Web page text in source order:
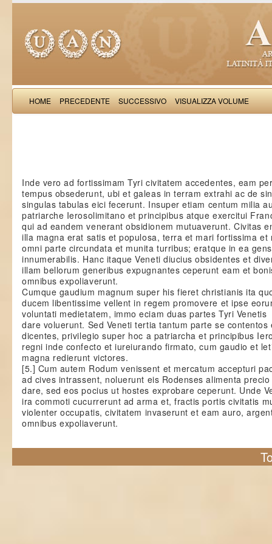
HOME PRECEDENTE SUCCESSIVO VISUALIZZA VOLUME
Inde vero ad fortissimam Tyri civitatem accedentes, eam
tempus obsederunt, ubi et galeas in terram extrahi ac de
singulas tabulas eici fecerunt. Insuper etiam centum milia
patriarche Ierosolimitano et principibus atque exercitui
qui ad eandem venerant obsidionem mutuaverunt. Civitas
illa magna erat satis et populosa, terra et mari fortissima et
omni parte circundata et munita turribus; eratque in ea
innumerabilis. Hanc itaque Veneti diucius obsidentes et
illam bellorum generibus expugnantes ceperunt eam et
omnibus expoliaverunt.
Cumque gaudium magnum super his fieret christianis ita
ducem libentissime vellent in regem promovere et ipse
voluntati medietatem, immo eciam duas partes Tyri Venetis
dare voluerunt. Sed Veneti tertia tantum parte se contentos
dicentes, privilegio super hoc a patriarcha et principibus
regni inde confecto et iureiurando firmato, cum gaudio et
magna redierunt victores.
[5.] Cum autem Rodum venissent et mercatum accepturi
ad cives intrassent, noluerunt eis Rodenses alimenta
dare, sed eos pocius ut hostes exprobare ceperunt. Unde
ira commoti cucurrerunt ad arma et, fractis portis civitatis
violenter occupatis, civitatem invaserunt et eam auro,
omnibus expoliaverunt.